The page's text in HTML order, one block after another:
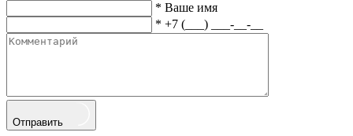
* Ваше имя
* +7 (___) ___-__-__
Отправить